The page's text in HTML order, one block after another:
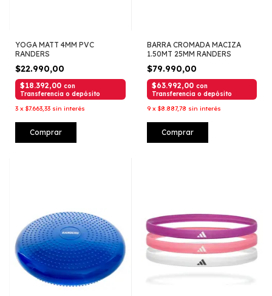
YOGA MATT 4MM PVC
RANDERS
$22.990,00
$18.392,00 con
Transferencia o depósito
3 x $7.663,33 sin interés
Comprar
BARRA CROMADA MACIZA
1.50MT 25MM RANDERS
$79.990,00
$63.992,00 con
Transferencia o depósito
9 x $8.887,78 sin interés
Comprar